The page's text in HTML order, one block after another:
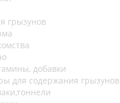
грызунов
добавки
для содержания грызунов